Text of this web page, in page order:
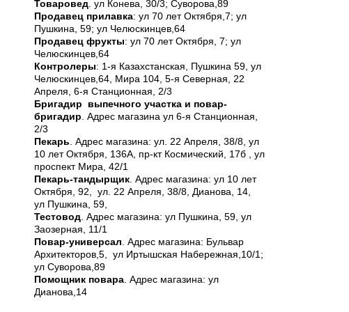
Товаровед . ул Конева, 30/3; Суворова,89
Продавец прилавка: ул 70 лет Октября,7; ул
Пушкина, 59; ул Челюскинцев,64
Продавец фрукты: ул 70 лет Октября, 7; ул
Челюскинцев,64
Контролеры: 1-я Казахстанская, Пушкина 59, ул
Челюскинцев,64, Мира 104, 5-я Северная, 22
Апреля, 6-я Станционная, 2/3
Бригадир выпечного участка и повар-
бригадир . Адрес магазина ул 6-я Станционная,
2/3
Пекарь . Адрес магазина: ул. 22 Апреля, 38/8, ул
10 лет Октября, 136А, пр-кт Космический, 17б , ул
проспект Мира, 42/1
Пекарь-тандырщик . Адрес магазина: ул 10 лет
Октября, 92, ул. 22 Апреля, 38/8, Дианова, 14,
ул Пушкина, 59,
Тестовод . Адрес магазина: ул Пушкина, 59, ул
Заозерная, 11/1
Повар-универсал . Адрес магазина: Бульвар
Архитекторов,5, ул Иртышская Набережная,10/1;
ул Суворова,89
Помощник повара . Адрес магазина: ул
Дианова,14